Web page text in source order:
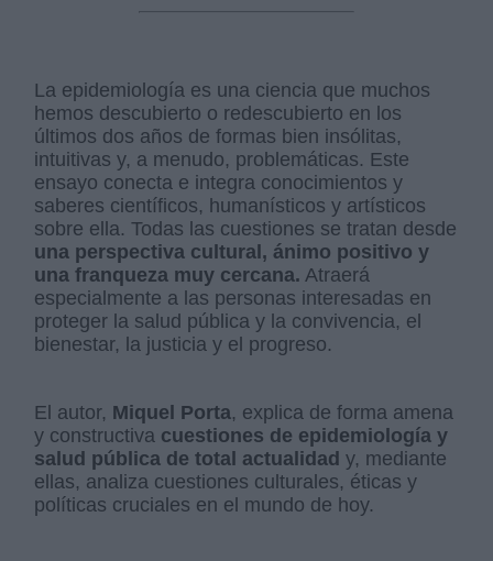
La epidemiología es una ciencia que muchos
hemos descubierto o redescubierto en los
últimos dos años de formas bien insólitas,
intuitivas y, a menudo, problemáticas. Este
ensayo conecta e integra conocimientos y
saberes científicos, humanísticos y artísticos
sobre ella. Todas las cuestiones se tratan desde
una perspectiva cultural, ánimo positivo y
una franqueza muy cercana. Atraerá
especialmente a las personas interesadas en
proteger la salud pública y la convivencia, el
bienestar, la justicia y el progreso.
El autor, Miquel Porta, explica de forma amena
y constructiva cuestiones de epidemiología y
salud pública de total actualidad y, mediante
ellas, analiza cuestiones culturales, éticas y
políticas cruciales en el mundo de hoy.